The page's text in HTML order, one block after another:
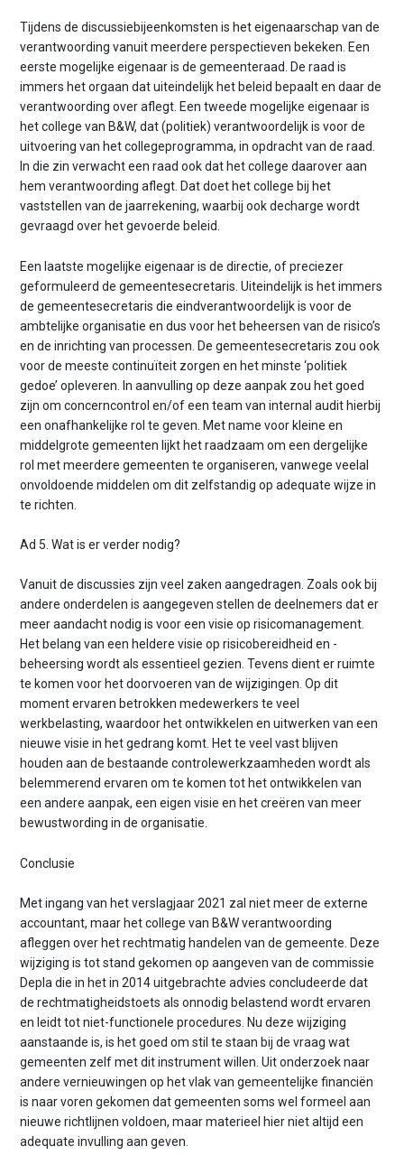
Tijdens de discussiebijeenkomsten is het eigenaarschap van de
verantwoording vanuit meerdere perspectieven bekeken. Een
eerste mogelijke eigenaar is de gemeenteraad. De raad is
immers het orgaan dat uiteindelijk het beleid bepaalt en daar de
verantwoording over aflegt. Een tweede mogelijke eigenaar is
het college van B&W, dat (politiek) verantwoordelijk is voor de
uitvoering van het collegeprogramma, in opdracht van de raad.
In die zin verwacht een raad ook dat het college daarover aan
hem verantwoording aflegt. Dat doet het college bij het
vaststellen van de jaarrekening, waarbij ook decharge wordt
gevraagd over het gevoerde beleid.
Een laatste mogelijke eigenaar is de directie, of preciezer
geformuleerd de gemeentesecretaris. Uiteindelijk is het immers
de gemeentesecretaris die eindverantwoordelijk is voor de
ambtelijke organisatie en dus voor het beheersen van de risico’s
en de inrichting van processen. De gemeentesecretaris zou ook
voor de meeste continuïteit zorgen en het minste ‘politiek
gedoe’ opleveren. In aanvulling op deze aanpak zou het goed
zijn om concerncontrol en/of een team van internal audit hierbij
een onafhankelijke rol te geven. Met name voor kleine en
middelgrote gemeenten lijkt het raadzaam om een dergelijke
rol met meerdere gemeenten te organiseren, vanwege veelal
onvoldoende middelen om dit zelfstandig op adequate wijze in
te richten.
Ad 5. Wat is er verder nodig?
Vanuit de discussies zijn veel zaken aangedragen. Zoals ook bij
andere onderdelen is aangegeven stellen de deelnemers dat er
meer aandacht nodig is voor een visie op risicomanagement.
Het belang van een heldere visie op risicobereidheid en -
beheersing wordt als essentieel gezien. Tevens dient er ruimte
te komen voor het doorvoeren van de wijzigingen. Op dit
moment ervaren betrokken medewerkers te veel
werkbelasting, waardoor het ontwikkelen en uitwerken van een
nieuwe visie in het gedrang komt. Het te veel vast blijven
houden aan de bestaande controlewerkzaamheden wordt als
belemmerend ervaren om te komen tot het ontwikkelen van
een andere aanpak, een eigen visie en het creëren van meer
bewustwording in de organisatie.
Conclusie
Met ingang van het verslagjaar 2021 zal niet meer de externe
accountant, maar het college van B&W verantwoording
afleggen over het rechtmatig handelen van de gemeente. Deze
wijziging is tot stand gekomen op aangeven van de commissie
Depla die in het in 2014 uitgebrachte advies concludeerde dat
de rechtmatigheidstoets als onnodig belastend wordt ervaren
en leidt tot niet-functionele procedures. Nu deze wijziging
aanstaande is, is het goed om stil te staan bij de vraag wat
gemeenten zelf met dit instrument willen. Uit onderzoek naar
andere vernieuwingen op het vlak van gemeentelijke financiën
is naar voren gekomen dat gemeenten soms wel formeel aan
nieuwe richtlijnen voldoen, maar materieel hier niet altijd een
adequate invulling aan geven.